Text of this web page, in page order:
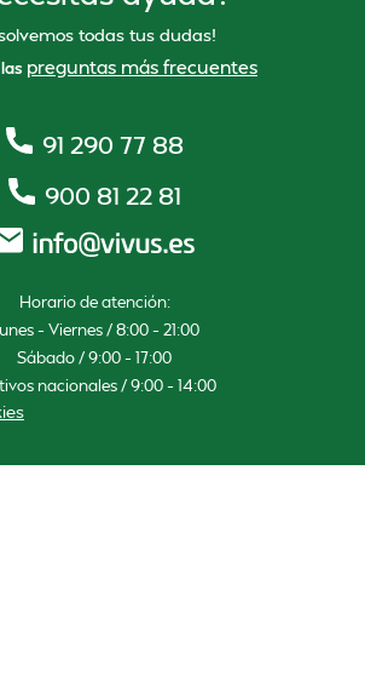
todas tus dudas!
preguntas más frecuentes
91 290 77 88
900 81 22 81
Horario de atención:
– Viernes / 8:00 – 21:00
Sábado / 9:00 – 17:00
nacionales / 9:00 – 14:00